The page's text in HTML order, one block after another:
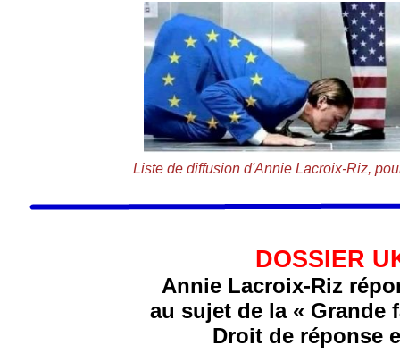
DOSSIER
Annie Lacroix-Riz répond
au sujet de la « Grande
Droit de réponse et
Liste de diffusion d'Annie Lacroix-Riz,